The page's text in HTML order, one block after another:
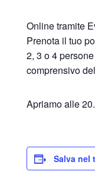
Online tramite
Prenota il tuo
2, 3 o 4
comprensivo
Apriamo alle
Salva nel